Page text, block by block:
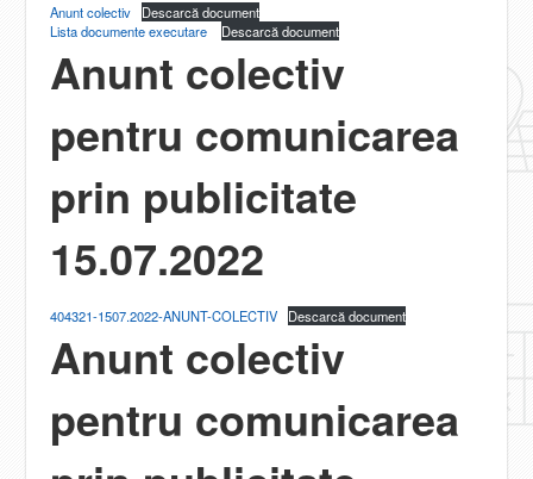
Anunt colectiv
Descarcă document
Lista documente executare
Descarcă document
Anunt colectiv
pentru comunicarea
prin publicitate
15.07.2022
404321-1507.2022-ANUNT-COLECTIV Descarcă document
Anunt colectiv
pentru comunicarea